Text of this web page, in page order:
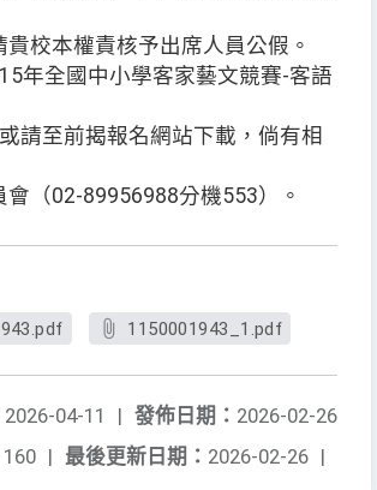
校本權責核予出席人員公假。
年全國中小學客家藝文競賽-客語
請至前揭報名網站下載，倘有相
（02-89956988分機553）。
1150001943_1.pdf
發佈日期： 2026-02-26
2026-04-11
|
最後更新日期： 2026-02-26 |
160 |